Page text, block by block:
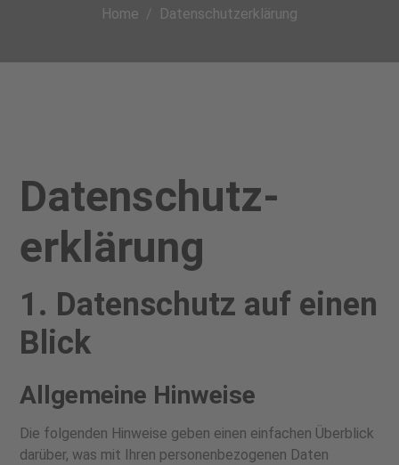
Home Datenschutzerklärung
Datenschutz­
erklärung
1. Datenschutz auf einen
Blick
Allgemeine Hinweise
Die folgenden Hinweise geben einen einfachen Überblick
darüber, was mit Ihren personenbezogenen Daten